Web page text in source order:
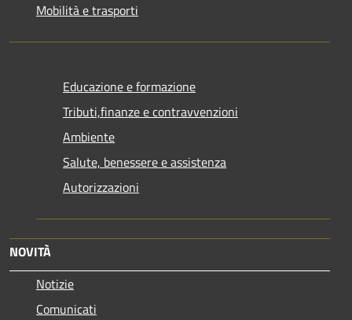
Mobilità e trasporti
Educazione e formazione
Tributi,finanze e contravvenzioni
Ambiente
Salute, benessere e assistenza
Autorizzazioni
NOVITÀ
Notizie
Comunicati